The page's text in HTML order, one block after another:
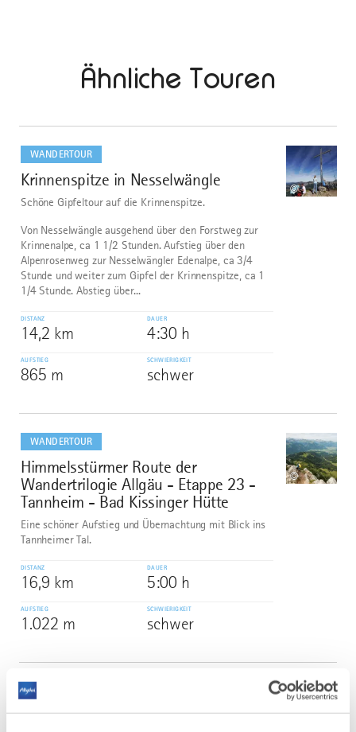
Ähnliche Touren
WANDERTOUR
1
Krinnenspitze in Nesselwängle
©
Schöne Gipfeltour auf die Krinnenspitze.
Von Nesselwängle ausgehend über den Forstweg zur
Krinnenalpe, ca 1 1/2 Stunden. Aufstieg über den
Alpenrosenweg zur Nesselwängler Edenalpe, ca 3/4
Stunde und weiter zum Gipfel der Krinnenspitze, ca 1
1/4 Stunde. Abstieg über...
DISTANZ
14,2 km
DAUER
4:30 h
AUFSTIEG
865 m
SCHWIERIGKEIT
schwer
dazu
WANDERTOUR
2
Himmelsstürmer Route der
Wandertrilogie Allgäu - Etappe 23 -
Tannheim - Bad Kissinger Hütte
©
Eine schöner Aufstieg und Übernachtung mit Blick ins
Tannheimer Tal.
DISTANZ
16,9 km
DAUER
5:00 h
AUFSTIEG
1.022 m
SCHWIERIGKEIT
schwer
dazu
WANDERTOUR
3
Himmelsstürmer-Route der
dazu